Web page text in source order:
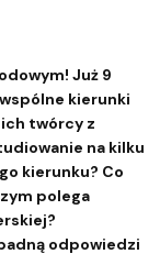
które
Już 9
kierunki
twórcy z
na kilku
kierunku? Co
polega
odpowiedzi